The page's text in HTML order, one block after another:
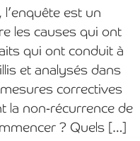
est un
les causes qui ont
qui ont conduit à
et analysés dans
correctives
la non-récurrence de
? Quels […]